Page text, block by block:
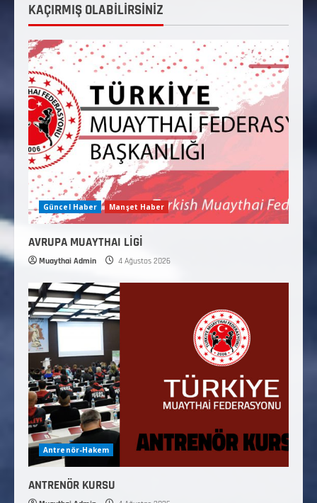
KAÇIRMIŞ OLABİLİRSİNİZ
Güncel Haber Manşet Haber
AVRUPA MUAYTHAI LİGİ
Muaythai Admin 4 Ağustos 2026
Antrenör-Hakem
ANTRENÖR KURSU